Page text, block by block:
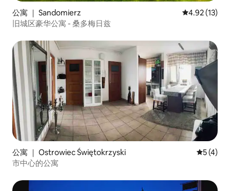
公寓 ｜ Sandomierz 平均评分
4.92 (13)
旧城区豪华公寓 - 桑多梅日兹
公寓 ｜ Ostrowiec Świętokrzyski 平均评分
5 (4)
市中心的公寓